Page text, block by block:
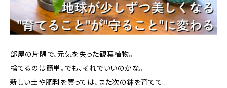
部屋の片隅で、元気を失った観葉植物。
捨てるのは簡単。でも、それでいいのかな。
新しい土や肥料を買っては、また次の鉢を育てて…